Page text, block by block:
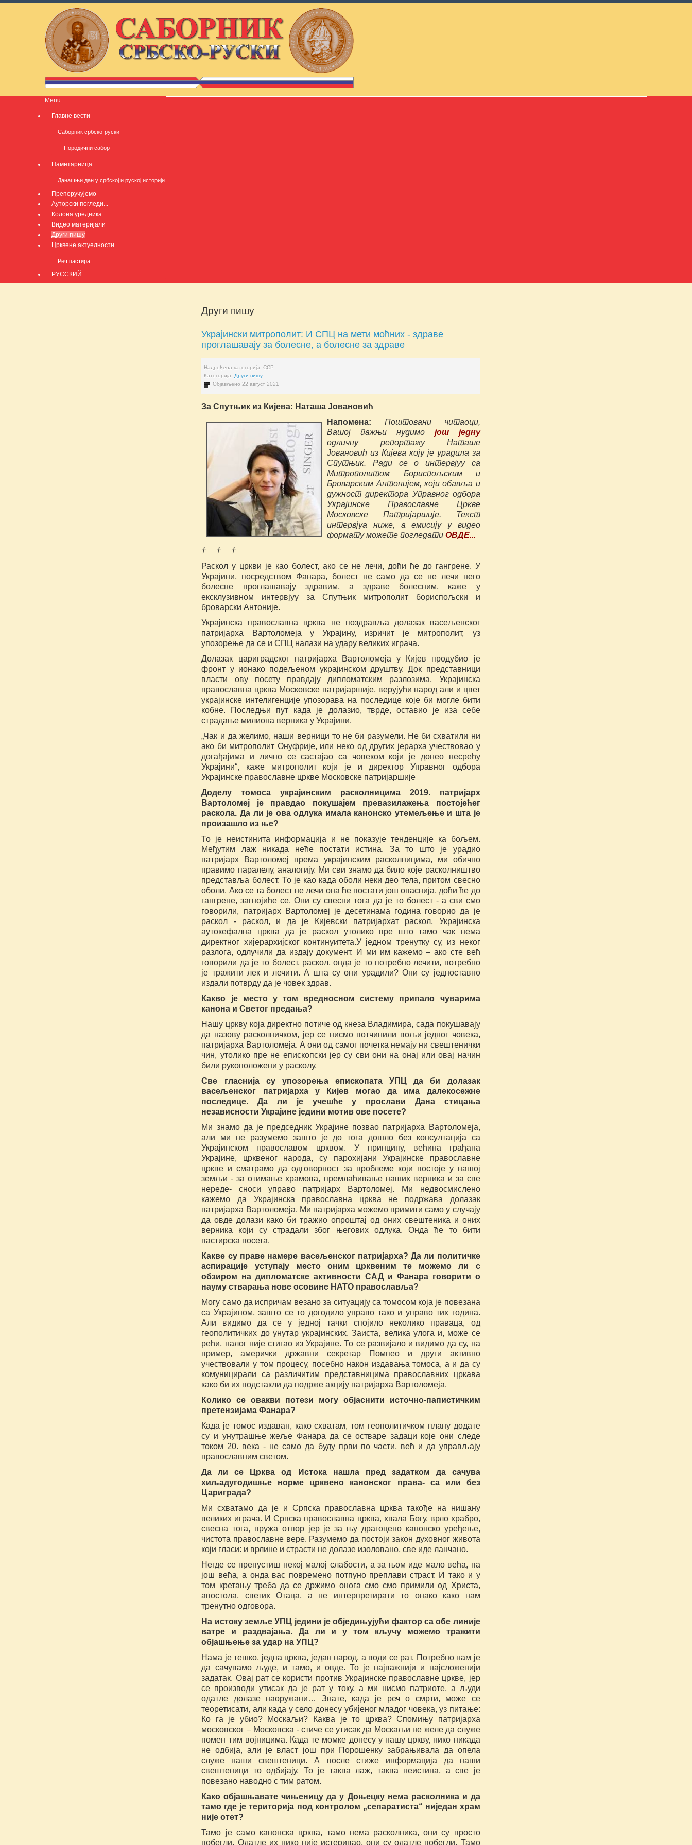
Menu
Главне вести
Саборник србско-руски
Породични сабор
Паметарница
Данашњи дан у србској и руској историји
Препоручујемо
Ауторски погледи...
Колона уредника
Видео материјали
Други пишу
Црквене актуелности
Реч пастира
РУССКИЙ
Други пишу
Украјински митрополит: И СПЦ на мети моћних - здраве
проглашавају за болесне, а болесне за здраве
Надређена категорија:ССР
Категорија: Други пишу
Објављено 22 август 2021
За Спутњик из Кијева: Наташа Јовановић
Напомена: Поштовани читаоци,
Вашој пажњи нудимо још једну
одличну репортажу Наташе
Јовановић из Кијева коју је урадила за
Спутњик. Ради се о интервјуу са
Митрополитом Бориспољским и
Броварским Антонијем, који обавља и
дужност директора Управног одбора
Украјинске Православне Цркве
Московске Патријаршије. Текст
интервјуа ниже, а емисију у видео
формату можете погледатиОВДЕ...
† † †
Раскол у цркви је као болест, ако се не лечи, доћи ће до гангрене. У
Украјини, посредством Фанара, болест не само да се не лечи него
болесне проглашавају здравим, а здраве болесним, каже у
ексклузивном интервјуу за Спутњик митрополит бориспољски и
броварски Антоније.
Украјинска православна црква не поздравља долазак васељенског
патријарха Вартоломеја у Украјину, изричит је митрополит, уз
упозорење да се и СПЦ налази на удару великих играча.
Долазак цариградског патријарха Вартоломеја у Кијев продубио је
фронт у ионако подељеном украјинском друштву. Док представници
власти ову посету правдају дипломатским разлозима, Украјинска
православна црква Московске патријаршије, верујући народ али и цвет
украјинске интелигенције упозорава на последице које би могле бити
кобне. Последњи пут када је долазио, тврде, оставио је иза себе
страдање милиона верника у Украјини.
„Чак и да желимо, наши верници то не би разумели. Не би схватили ни
ако би митрополит Онуфрије, или неко од других јерарха учествовао у
догађајима и лично се састајао са човеком који је донео несрећу
Украјини“, каже митрополит који је и директор Управног одбора
Украјинске православне цркве Московске патријаршије
Доделу томоса украјинским расколницима 2019. патријарх
Вартоломеј је правдао покушајем превазилажења постојећег
раскола. Да ли је ова одлука имала канонско утемељење и шта је
произашло из ње?
То је неистинита информација и не показује тенденције ка бољем.
Међутим лаж никада неће постати истина. За то што је урадио
патријарх Вартоломеј према украјинским расколницима, ми обично
правимо паралелу, аналогију. Ми сви знамо да било које расколништво
представља болест. То је као када оболи неки део тела, притом свесно
оболи. Ако се та болест не лечи она ће постати још опаснија, доћи ће до
гангрене, загнојиће се. Они су свесни тога да је то болест - а сви смо
говорили, патријарх Вартоломеј је десетинама година говорио да је
раскол - раскол, и да је Кијевски патријархат раскол, Украјинска
аутокефална црква да је раскол утолико пре што тамо чак нема
директног хијерархијског континуитета.У једном тренутку су, из неког
разлога, одлучили да издају документ. И ми им кажемо – ако сте већ
говорили да је то болест, раскол, онда је то потребно лечити, потребно
је тражити лек и лечити. А шта су они урадили? Они су једноставно
издали потврду да је човек здрав.
Какво је место у том вредносном систему припало чуварима
канона и Светог предања?
Нашу цркву која директно потиче од кнеза Владимира, сада покушавају
да назову расколничком, јер се нисмо потчинили вољи једног човека,
патријарха Вартоломеја. А они од самог почетка немају ни свештенички
чин, утолико пре не епископски јер су сви они на онај или овај начин
били рукоположени у расколу.
Све гласнија су упозорења епископата УПЦ да би долазак
васељенског патријарха у Кијев могао да има далекосежне
последице. Да ли је учешће у прослави Дана стицања
независности Украјине једини мотив ове посете?
Ми знамо да је председник Украјине позвао патријарха Вартоломеја,
али ми не разумемо зашто је до тога дошло без консултација са
Украјинском православом црквом. У принципу, већина грађана
Украјине, црквеног народа, су парохијани Украјинске православне
цркве и сматрамо да одговорност за проблеме који постоје у нашој
земљи - за отимање храмова, премлаћивање наших верника и за све
нереде- сноси управо патријарх Вартоломеј. Ми недвосмислено
кажемо да Украјинска православна црква не подржава долазак
патријарха Вартоломеја. Ми патријарха можемо примити само у случају
да овде долази како би тражио опроштај од оних свештеника и оних
верника који су страдали због његових одлука. Онда ће то бити
пастирска посета.
Какве су праве намере васељенског патријарха? Да ли политичке
аспирације уступају место оним црквеним те можемо ли с
обзиром на дипломатске активности САД и Фанара говорити о
науму стварања нове осовине НАТО православља?
Могу само да испричам везано за ситуацију са томосом која је повезана
са Украјином, зашто се то догодило управо тако и управо тих година.
Али видимо да се у једној тачки спојило неколико праваца, од
геополитичких до унутар украјинских. Заиста, велика улога и, може се
рећи, налог није стигао из Украјине. То се развијало и видимо да су, на
пример, амерички државни секретар Помпео и други активно
учествовали у том процесу, посебно након издавања томоса, а и да су
комуницирали са различитим представницима православних цркава
како би их подстакли да подрже акцију патријарха Вартоломеја.
Колико се овакви потези могу објаснити источно-папистичким
претензијама Фанара?
Када је томос издаван, како схватам, том геополитичком плану додате
су и унутрашње жеље Фанара да се остваре задаци које они следе
током 20. века - не само да буду први по части, већ и да управљају
православним светом.
Да ли се Црква од Истока нашла пред задатком да сачува
хиљадугодишње норме црквено канонског права- са или без
Цариграда?
Ми схватамо да је и Српска православна црква такође на нишану
великих играча. И Српска православна црква, хвала Богу, врло храбро,
свесна тога, пружа отпор јер је за њу драгоцено канонско уређење,
чистота православне вере. Разумемо да постоји закон духовног живота
који гласи: и врлине и страсти не долазе изоловано, све иде ланчано.
Негде се препустиш некој малој слабости, а за њом иде мало већа, па
још већа, а онда вас повремено потпуно преплави страст. И тако и у
том кретању треба да се држимо онога смо смо примили од Христа,
апостола, светих Отаца, a не интерпретирати то онако како нам
тренутно одговора.
На истоку земље УПЦ једини је обједињујући фактор са обе линије
ватре и раздвајања. Да ли и у том кључу можемо тражити
објашњење за удар на УПЦ?
Нама је тешко, једна црква, један народ, а води се рат. Потребно нам је
да сачувамо људе, и тамо, и овде. То је најважнији и најсложенији
задатак. Овај рат се користи против Украјинске православне цркве, јер
се производи утисак да је рат у току, а ми нисмо патриоте, а људи
одатле долазе наоружани… Знате, када је реч о смрти, може се
теоретисати, али када у село донесу убијеног младог човека, уз питање:
Ко га је убио? Москаљи? Каква је то црква? Спомињу патријарха
московског – Московска - стиче се утисак да Москаљи не желе да служе
помен тим војницима. Када те момке донесу у нашу цркву, нико никада
не одбија, али је власт још при Порошенку забрањивала да опела
служе наши свештеници. А после стиже информација да наши
свештеници то одбијају. То је таква лаж, таква неистина, а све је
повезано наводно с тим ратом.
Како објашњавате чињеницу да у Доњецку нема расколника и да
тамо где је територија под контролом „сепаратиста“ ниједан храм
није отет?
Тамо је само канонска црква, тамо нема расколника, они су просто
побегли. Одатле их нико није истеривао, они су одатле побегли. Тамо